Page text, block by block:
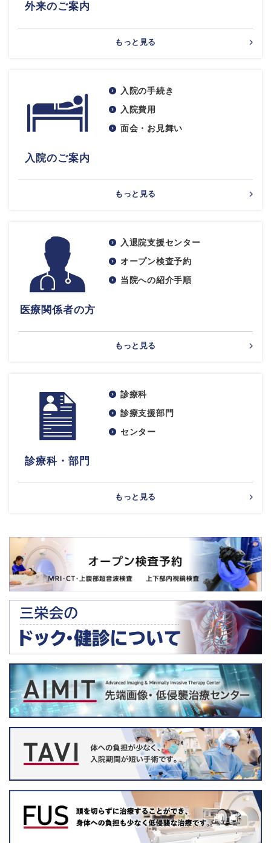
外来のご案内
もっと見る
入院のご案内
入院の手続き
入院費用
面会・お見舞い
もっと見る
医療関係者の方
入退院支援センター
オープン検査予約
当院への紹介手順
もっと見る
診療科・部門
診療科
診療支援部門
センター
もっと見る